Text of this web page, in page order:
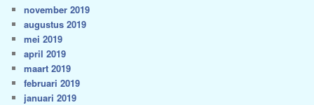
november 2019
augustus 2019
mei 2019
april 2019
maart 2019
februari 2019
januari 2019